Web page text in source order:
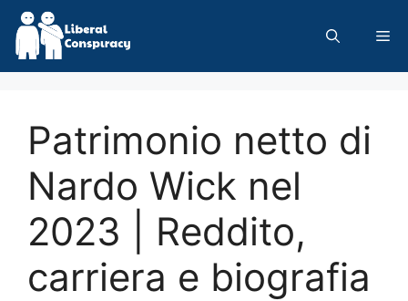
Skip
content
Patrimonio netto di
Nardo Wick nel
2023 | Reddito,
carriera e biografia